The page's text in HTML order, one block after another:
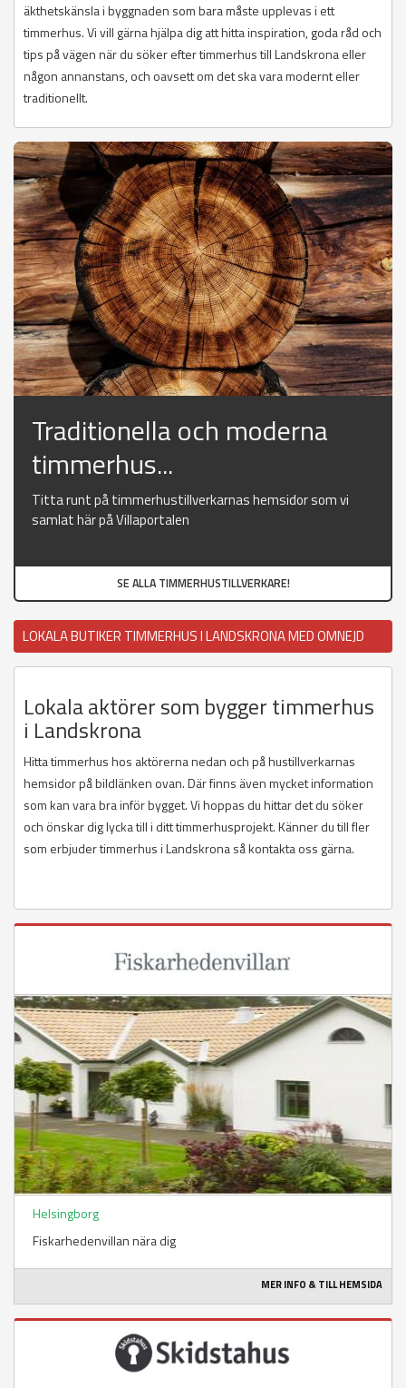
äkthetskänsla i byggnaden som bara måste upplevas i ett
timmerhus. Vi vill gärna hjälpa dig att hitta inspiration, goda råd och
tips på vägen när du söker efter timmerhus till Landskrona eller
någon annanstans, och oavsett om det ska vara modernt eller
traditionellt.
Traditionella och moderna
timmerhus...
Titta runt på timmerhustillverkarnas hemsidor som vi
samlat här på Villaportalen
SE ALLA TIMMERHUSTILLVERKARE!
LOKALA BUTIKER TIMMERHUS I LANDSKRONA MED OMNEJD
Lokala aktörer som bygger timmerhus
i Landskrona
Hitta timmerhus hos aktörerna nedan och på hustillverkarnas
hemsidor på bildlänken ovan. Där finns även mycket information
som kan vara bra inför bygget. Vi hoppas du hittar det du söker
och önskar dig lycka till i ditt timmerhusprojekt. Känner du till fler
som erbjuder timmerhus i Landskrona så kontakta oss gärna.
Helsingborg
Fiskarhedenvillan nära dig
MER INFO & TILL HEMSIDA